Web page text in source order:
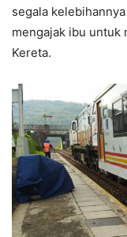
segala
mengajak ibu untuk
Kereta.